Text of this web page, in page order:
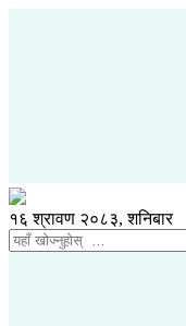
१६ श्रावण २०८३, शनिबार